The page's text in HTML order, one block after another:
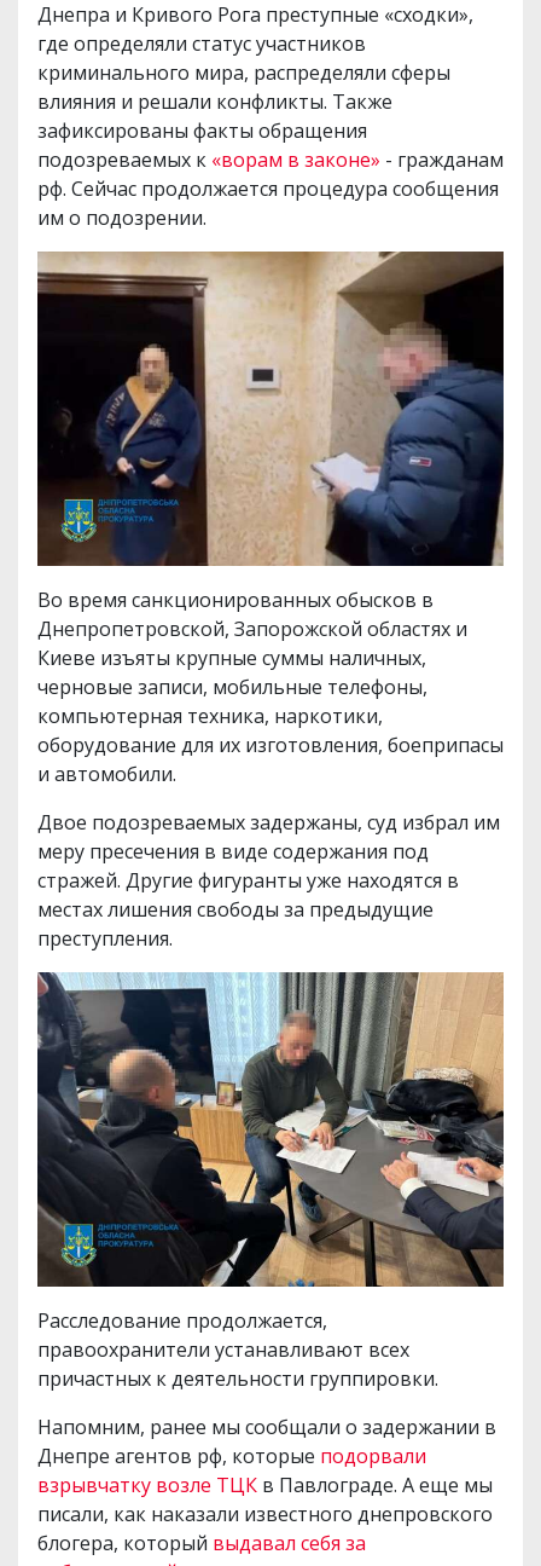
Днепра и Кривого Рога преступные «сходки»,
где определяли статус участников
криминального мира, распределяли сферы
влияния и решали конфликты. Также
зафиксированы факты обращения
подозреваемых к «ворам в законе» - гражданам
рф. Сейчас продолжается процедура сообщения
им о подозрении.
Во время санкционированных обысков в
Днепропетровской, Запорожской областях и
Киеве изъяты крупные суммы наличных,
черновые записи, мобильные телефоны,
компьютерная техника, наркотики,
оборудование для их изготовления, боеприпасы
и автомобили.
Двое подозреваемых задержаны, суд избрал им
меру пресечения в виде содержания под
стражей. Другие фигуранты уже находятся в
местах лишения свободы за предыдущие
преступления.
Расследование продолжается,
правоохранители устанавливают всех
причастных к деятельности группировки.
Напомним, ранее мы сообщали о задержании в
Днепре агентов рф, которые подорвали
взрывчатку возле ТЦК в Павлограде. А еще мы
писали, как наказали известного днепровского
блогера, который выдавал себя за